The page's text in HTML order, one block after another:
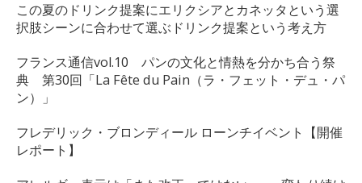
この夏のドリンク提案にエリクシアとカネッタという選
択肢シーンに合わせて選ぶドリンク提案という考え方
フランス通信vol.10 パンの文化と情熱を分かち合う祭
典 第30回「La Fête du Pain（ラ・フェット・デュ・パ
ン）」
フレデリック・ブロンディール ローンチイベント【開催
レポート】